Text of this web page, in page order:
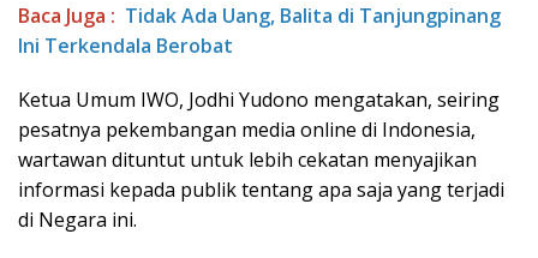
Baca Juga : Tidak Ada Uang, Balita di Tanjungpinang
Ini Terkendala Berobat
Ketua Umum IWO, Jodhi Yudono mengatakan, seiring
pesatnya pekembangan media online di Indonesia,
wartawan dituntut untuk lebih cekatan menyajikan
informasi kepada publik tentang apa saja yang terjadi
di Negara ini.